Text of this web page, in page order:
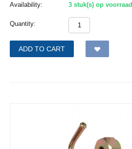
Availability:
3 stuk(s) op voorraad
Quantity:
ADD TO CART